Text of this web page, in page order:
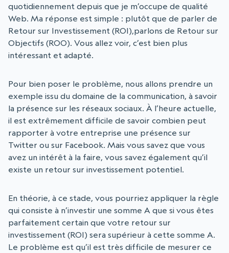
quotidiennement depuis que je m’occupe de qualité
Web. Ma réponse est simple : plutôt que de parler de
Retour sur Investissement (ROI),parlons de Retour sur
Objectifs (ROO). Vous allez voir, c’est bien plus
intéressant et adapté.
Pour bien poser le problème, nous allons prendre un
exemple issu du domaine de la communication, à savoir
la présence sur les réseaux sociaux. À l’heure actuelle,
il est extrêmement difficile de savoir combien peut
rapporter à votre entreprise une présence sur
Twitter ou sur Facebook. Mais vous savez que vous
avez un intérêt à la faire, vous savez également qu’il
existe un retour sur investissement potentiel.
En théorie, à ce stade, vous pourriez appliquer la règle
qui consiste à n’investir une somme A que si vous êtes
parfaitement certain que votre retour sur
investissement (ROI) sera supérieur à cette somme A.
Le problème est qu’il est très difficile de mesurer ce